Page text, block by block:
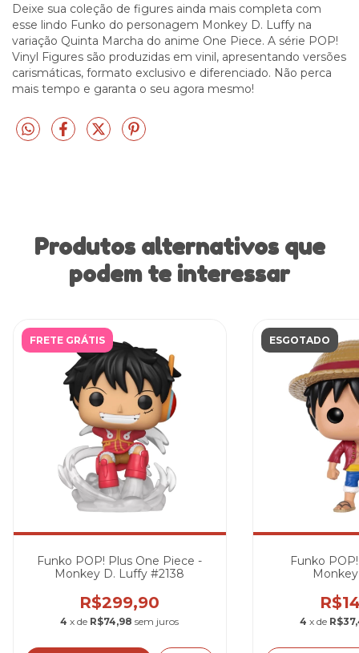
Deixe sua coleção de figures ainda mais completa com
esse lindo Funko do personagem Monkey D. Luffy na
variação Quinta Marcha do anime One Piece. A série POP!
Vinyl Figures são produzidas em vinil, apresentando versões
carismáticas, formato exclusivo e diferenciado. Não perca
mais tempo e garanta o seu agora mesmo!
Produtos alternativos que
podem te interessar
FRETE GRÁTIS
Funko POP! Plus One Piece -
Monkey D. Luffy #2138
R$299,90
4 x de R$74,98 sem juros
ESGOTADO
Funko
4 x de